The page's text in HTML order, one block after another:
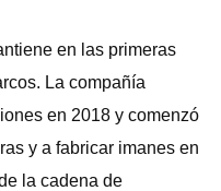
en las primeras
La compañía
en 2018 y comenzó
y a fabricar imanes en
la cadena de